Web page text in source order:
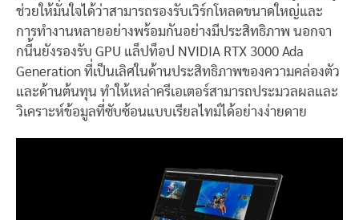
ช่วยให้มั่นใจได้ว่าสามารถรองรับเวิร์กโหลดขนาดใหญ่และ
การทำงานหลายอย่างพร้อมกันอย่างมีประสิทธิภาพ นอกจา
กนี้นยังรองรับ GPU แล็ปท็อป NVIDIA RTX 3000 Ada
Generation ที่เป็นเลิศในด้านประสิทธิภาพของความคล่องตัว
และด้านต้นทุน ทำให้เหล่าครีเอเตอร์สามารถประมวลผลและ
วิเคราะห์ข้อมูลที่ซับซ้อนแบบเรียลไทม์ได้อย่างง่ายดาย